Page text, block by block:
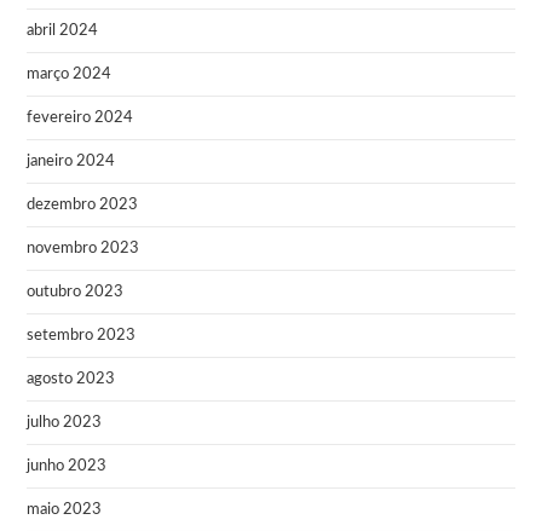
abril 2024
março 2024
fevereiro 2024
janeiro 2024
dezembro 2023
novembro 2023
outubro 2023
setembro 2023
agosto 2023
julho 2023
junho 2023
maio 2023